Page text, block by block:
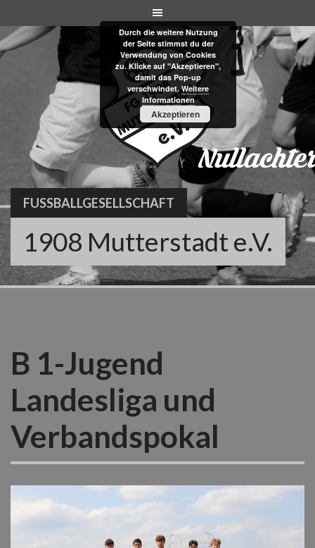
to
content
FUSSBALLGESELLSCHAFT
1908 Mutterstadt e.V.
B 1-Jugend
Landesliga und
Verbandspokal
Durch die weitere Nutzung
der Seite stimmst du der
Verwendung von Cookies
zu. Klicke auf "Akzeptieren",
damit das Pop-up
verschwindet.Weitere
Informationen
Akzeptieren